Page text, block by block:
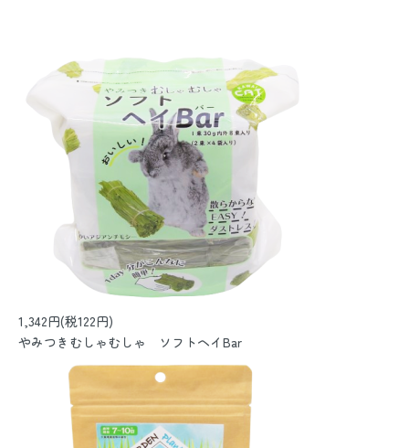
1,342円(税122円)
やみつきむしゃむしゃ ソフトヘイBar